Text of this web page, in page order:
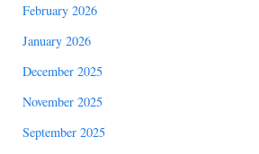
February 2026
January 2026
December 2025
November 2025
September 2025